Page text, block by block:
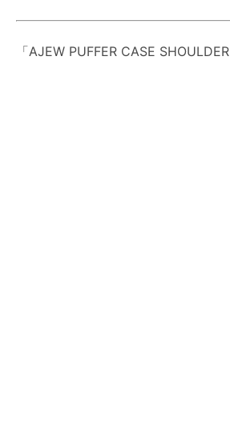
AJEW PUFFER CASE SHOULDER